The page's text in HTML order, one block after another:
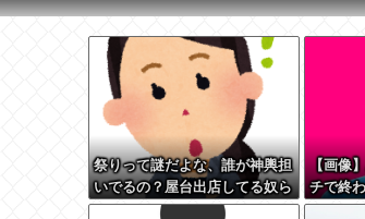
祭りって謎だよな、誰が神輿担
いでるの？屋台出店してる奴ら
は誰の許可を得て商売してる
【画像
チで終